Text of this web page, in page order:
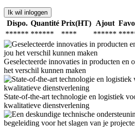
Ik wil inloggen
Dispo. Quantité Prix(HT) Ajout
****** ****** **** ******
Geselecteerde innovaties in producten en
het verschil kunnen maken
State-of-the-art technologie en logistiek
kwalitatieve dienstverlening